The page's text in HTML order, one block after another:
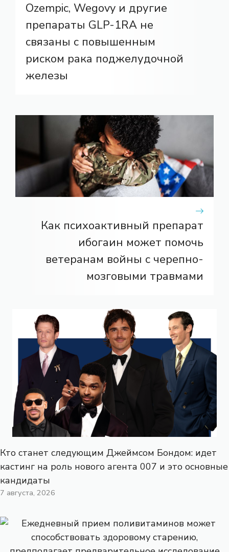
Ozempic, Wegovy и другие
препараты GLP-1RA не
связаны с повышенным
риском рака поджелудочной
железы
Как психоактивный препарат
ибогаин может помочь
ветеранам войны с черепно-
мозговыми травмами
Кто станет следующим Джеймсом Бондом: идет
кастинг на роль нового агента 007 и это основные
кандидаты
7 августа, 2026